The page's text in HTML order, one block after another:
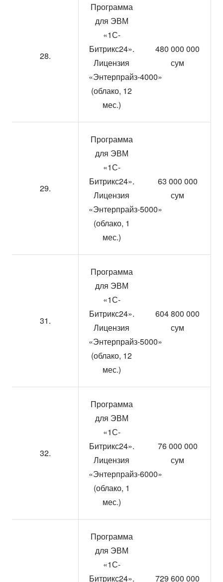
28.
Программа
для ЭВМ
«1С-
Битрикс24».
Лицензия
«Энтерпрайз-4000»
(облако, 12
мес.)
480 000 000
сум
29.
Программа
для ЭВМ
«1С-
Битрикс24».
Лицензия
«Энтерпрайз-5000»
(облако, 1
мес.)
63 000 000
сум
31.
Программа
для ЭВМ
«1С-
Битрикс24».
Лицензия
«Энтерпрайз-5000»
(облако, 12
мес.)
604 800 000
сум
32.
Программа
для ЭВМ
«1С-
Битрикс24».
Лицензия
«Энтерпрайз-6000»
(облако, 1
мес.)
76 000 000
сум
Программа
для ЭВМ
«1С-
Битрикс24».
729 600 000